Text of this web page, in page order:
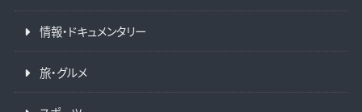
情報・ドキュメンタリー
旅・グルメ